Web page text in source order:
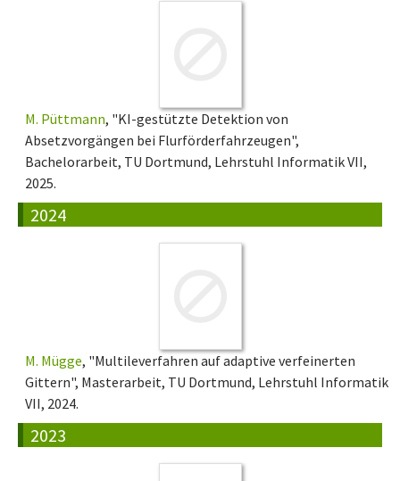
M. Püttmann, "KI-gestützte Detektion von
Absetzvorgängen bei Flurförderfahrzeugen",
Bachelorarbeit, TU Dortmund, Lehrstuhl Informatik VII,
2025.
2024
M. Mügge, "Multileverfahren auf adaptive verfeinerten
Gittern", Masterarbeit, TU Dortmund, Lehrstuhl Informatik
VII, 2024.
2023